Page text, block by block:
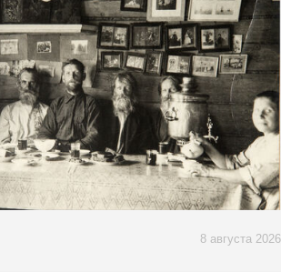
8 августа 2026